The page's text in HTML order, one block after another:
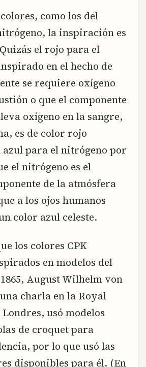
como los del
la inspiración es
el rojo para el
en el hecho de
se requiere oxígeno
o que el componente
oxígeno en la sangre,
es de color rojo
para el nitrógeno por
el nitrógeno es el
de la atmósfera
a los ojos humanos
color azul celeste.
los colores CPK
en modelos del
August Wilhelm von
charla en la Royal
usó modelos
de croquet para
por lo que usó las
disponibles para él. (En